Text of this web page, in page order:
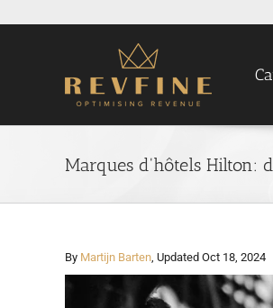
Marques d'hôtels Hilton:
By Martijn Barten, Updated Oct 18, 2024